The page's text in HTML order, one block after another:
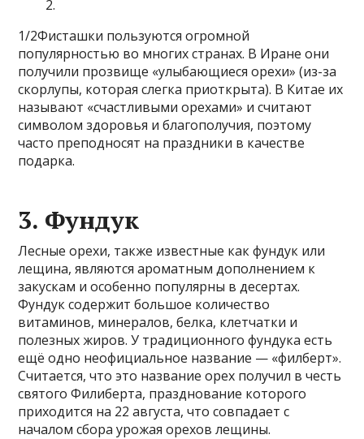
1/2Фисташки пользуются огромной
популярностью во многих странах. В Иране они
получили прозвище «улыбающиеся орехи» (из-за
скорлупы, которая слегка приоткрыта). В Китае их
называют «счастливыми орехами» и считают
символом здоровья и благополучия, поэтому
часто преподносят на праздники в качестве
подарка.
3. Фундук
Лесные орехи, также известные как фундук или
лещина, являются ароматным дополнением к
закускам и особенно популярны в десертах.
Фундук содержит большое количество
витаминов, минералов, белка, клетчатки и
полезных жиров. У традиционного фундука есть
ещё одно неофициальное название — «филберт».
Считается, что это название орех получил в честь
святого Филиберта, празднование которого
приходится на 22 августа, что совпадает с
началом сбора урожая орехов лещины.